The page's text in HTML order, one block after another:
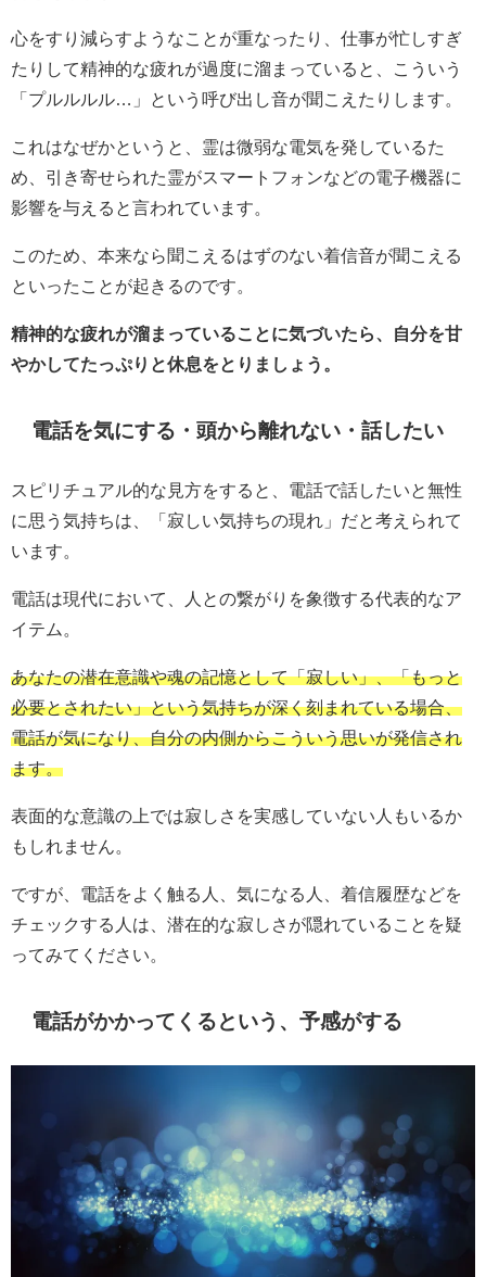
心をすり減らすようなことが重なったり、仕事が忙しすぎ
たりして精神的な疲れが過度に溜まっていると、こういう
「プルルルル…」という呼び出し音が聞こえたりします。
これはなぜかというと、霊は微弱な電気を発しているた
め、引き寄せられた霊がスマートフォンなどの電子機器に
影響を与えると言われています。
このため、本来なら聞こえるはずのない着信音が聞こえる
といったことが起きるのです。
精神的な疲れが溜まっていることに気づいたら、自分を甘
やかしてたっぷりと休息をとりましょう。
電話を気にする・頭から離れない・話したい
スピリチュアル的な見方をすると、電話で話したいと無性
に思う気持ちは、「寂しい気持ちの現れ」だと考えられて
います。
電話は現代において、人との繋がりを象徴する代表的なア
イテム。
あなたの潜在意識や魂の記憶として「寂しい」、「もっと
必要とされたい」という気持ちが深く刻まれている場合、
電話が気になり、自分の内側からこういう思いが発信され
ます。
表面的な意識の上では寂しさを実感していない人もいるか
もしれません。
ですが、電話をよく触る人、気になる人、着信履歴などを
チェックする人は、潜在的な寂しさが隠れていることを疑
ってみてください。
電話がかかってくるという、予感がする